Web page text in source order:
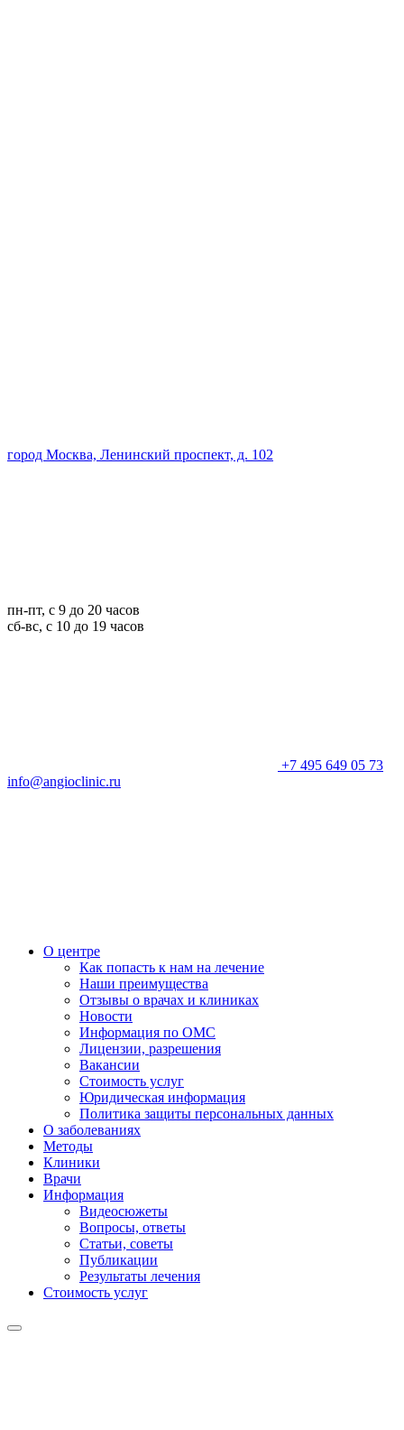
город Москва, Ленинский проспект, д. 102
пн-пт, с 9 до 20 часов
сб-вс, с 10 до 19 часов
+7 495 649 05 73
info@angioclinic.ru
О центре
Как попасть к нам на лечение
Наши преимущества
Отзывы о врачах и клиниках
Новости
Информация по ОМС
Лицензии, разрешения
Вакансии
Стоимость услуг
Юридическая информация
Политика защиты персональных данных
О заболеваниях
Методы
Клиники
Врачи
Информация
Видеосюжеты
Вопросы, ответы
Статьи, советы
Публикации
Результаты лечения
Стоимость услуг